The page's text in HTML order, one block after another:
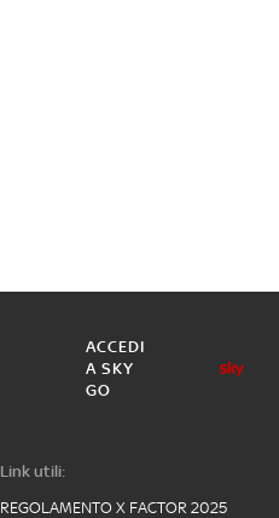
ACCEDI
A SKY
GO
Link utili:
REGOLAMENTO X FACTOR 2025